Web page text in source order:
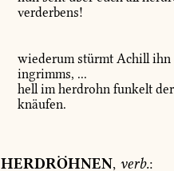
verderbens!
wiederumstürmt Achillihn
ingrimms, ...
hellimherdrohn funkelt der
knäufen.
HERDRÖHNEN, verb.: